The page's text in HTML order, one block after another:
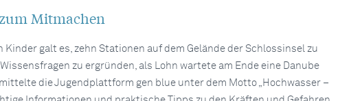
Mitmachen
Kinder galt es, zehn Stationen auf dem Gelände der Schlossinsel zu
zu ergründen, als Lohn wartete am Ende eine Danube
die Jugendplattform gen blue unter dem Motto „Hochwasser –